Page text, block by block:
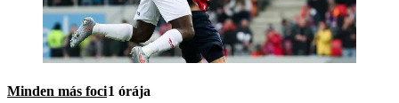
Minden más foci1 órája